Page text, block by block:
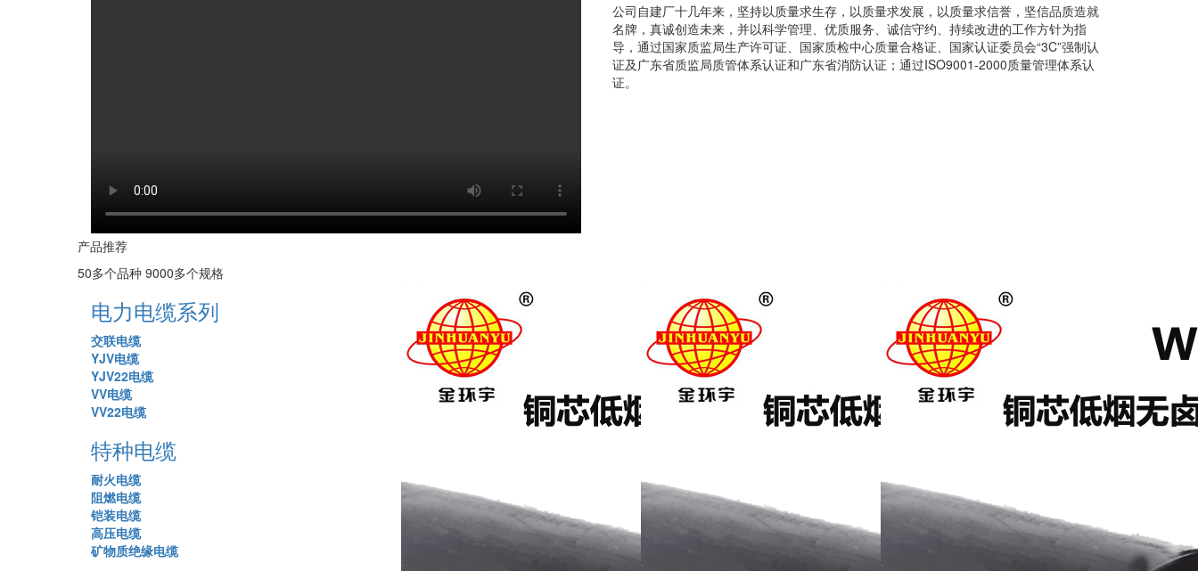
公司自建厂十几年来，坚持以质量求生存，以质量求发展，以质量求信誉，坚信品质造就
名牌，真诚创造未来，并以科学管理、优质服务、诚信守约、持续改进的工作方针为指
导，通过国家质监局生产许可证、国家质检中心质量合格证、国家认证委员会“3C”强制认
证及广东省质监局质管体系认证和广东省消防认证；通过ISO9001-2000质量管理体系认
证。
产品推荐
50多个品种 9000多个规格
电力电缆系列
交联电缆
YJV电缆
YJV22电缆
VV电缆
VV22电缆
特种电缆
耐火电缆
阻燃电缆
铠装电缆
高压电缆
矿物质绝缘电缆